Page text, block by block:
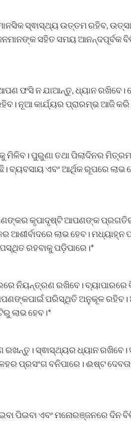
ସ୍ଵାସ୍ଥ୍ୟ ଉତ୍ତମ ରହିବ,
ସହିତ ସମୟ ଆନନ୍ଦପୂର୍ବକ
ଫସି ନ ଯାଆନ୍ତୁ, ଧ୍ୟାନ ରଖିବେ।
ନୂଆ କାର୍ଯ୍ୟର ପ୍ରାରମ୍ଭ ଆଜି
ମିଳିବ। ପୁରୁଣା ତଥା ପିଲାଦିନର
ବ୍ୟବସାୟ ଏବଂ ଆର୍ଥିକ ରୂପରେ ଲାଭ
କୃପାଦୃଷ୍ଟି ଆପଣଙ୍କ ପ୍ରଗତିର
ଆଶୀର୍ବାଦରେ ଲାଭ ହେବ। ମଧ୍ୟାହ୍ନ
ରହବାକୁ ପଡ଼ିପାରେ।*
ନିୟନ୍ତ୍ରଣ ରଖିବେ।
ପରିସ୍ଥିତି ଅନୁକୂଳ ରହିବ।
ଲାଭ ହେବ।*
ସ୍ଵାସ୍ଥ୍ୟର ଧ୍ୟାନ ରଖିବେ।
ପ୍ରସଂଗ ବନିପାରେ। ଈଷ୍ଟ
ପିଇବା ଏବଂ ମନୋରଞ୍ଜନରେ ଦିନ